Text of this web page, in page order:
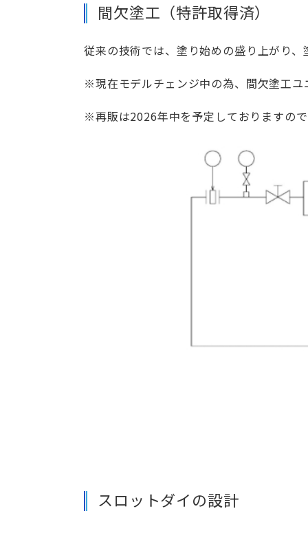
間欠塗工（特許取得済）
従来の技術では、塗り始めの盛り上がり
※現在モデルチェンジ中の為、間欠塗工
※再販は2026年中を予定しておりますの
スロットダイの設計